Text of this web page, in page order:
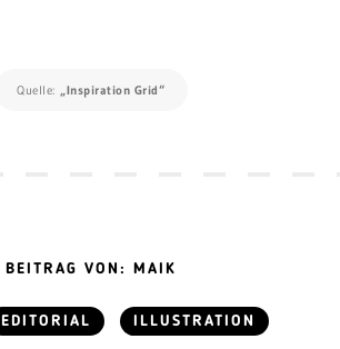
Quelle: „Inspiration Grid“
BEITRAG VON: MAIK
EDITORIAL ILLUSTRATION